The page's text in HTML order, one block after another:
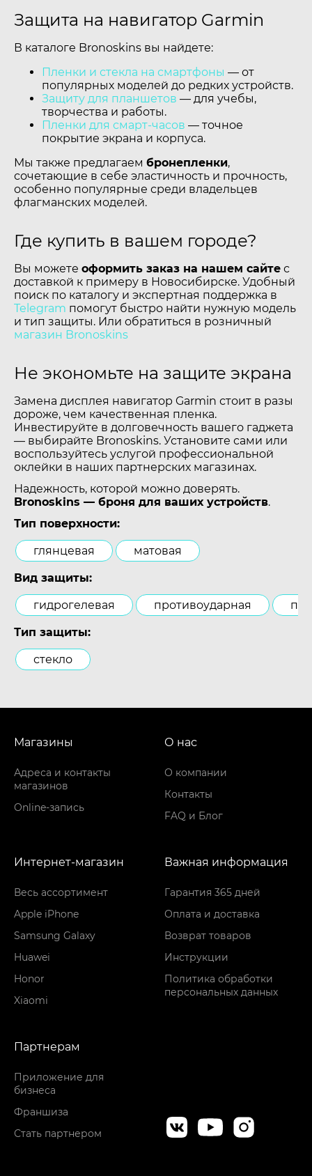
Защита на навигатор Garmin
В каталоге Bronoskins вы найдете:
Пленки и стекла на смартфоны — от
популярных моделей до редких устройств.
Защиту для планшетов — для учебы,
творчества и работы.
Пленки для смарт-часов — точное
покрытие экрана и корпуса.
Мы также предлагаем бронепленки,
сочетающие в себе эластичность и прочность,
особенно популярные среди владельцев
флагманских моделей.
Где купить в вашем городе?
Вы можете оформить заказ на нашем сайте с
доставкой к примеру в Новосибирске. Удобный
поиск по каталогу и экспертная поддержка в
Telegram помогут быстро найти нужную модель
и тип защиты. Или обратиться в розничный
магазин Bronoskins
Не экономьте на защите экрана
Замена дисплея навигатор Garmin стоит в разы
дороже, чем качественная пленка.
Инвестируйте в долговечность вашего гаджета
— выбирайте Bronoskins. Установите сами или
воспользуйтесь услугой профессиональной
оклейки в наших партнерских магазинах.
Надежность, которой можно доверять.
Bronoskins — броня для ваших устройств.
Тип поверхности:
глянцевая матовая
Вид защиты:
гидрогелевая противоударная
Тип защиты:
стекло
Магазины
Адреса и контакты
магазинов
Online-запись
О нас
О компании
Контакты
FAQ и Блог
Интернет-магазин
Весь ассортимент
Apple iPhone
Samsung Galaxy
Huawei
Honor
Xiaomi
Важная информация
Гарантия 365 дней
Оплата и доставка
Возврат товаров
Инструкции
Политика обработки
персональных данных
Партнерам
Приложение для
бизнеса
Франшиза
Стать партнером